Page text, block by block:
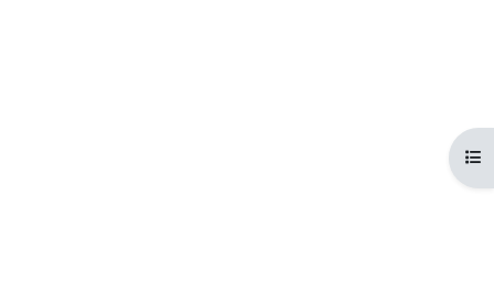
المقرر